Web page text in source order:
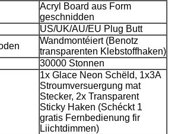
Acryl Board aus Form
geschnidden
US/UK/AU/EU Plug Butt
Wandmontéiert (Benotz
transparenten Klebstoffhaken)
30000 Stonnen
1x Glace Neon Schëld, 1x3A
Stroumversuergung mat
Stecker, 2x Transparent
Sticky Haken (Schéckt 1
gratis Fernbedienung fir
Liichtdimmen)